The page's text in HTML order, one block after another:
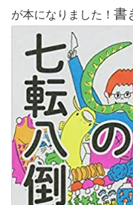
が本になりました！ 書